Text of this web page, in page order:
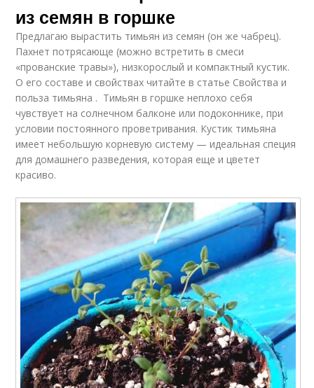
из семян в горшке
Предлагаю вырастить тимьян из семян (он же чабрец).
Пахнет потрясающе (можно встретить в смеси
«прованские травы»), низкорослый и компактный кустик.
О его составе и свойствах читайте в статье Свойства и
польза тимьяна . Тимьян в горшке неплохо себя
чувствует на солнечном балконе или подоконнике, при
условии постоянного проветривания. Кустик тимьяна
имеет небольшую корневую систему — идеальная специя
для домашнего разведения, которая еще и цветет
красиво.